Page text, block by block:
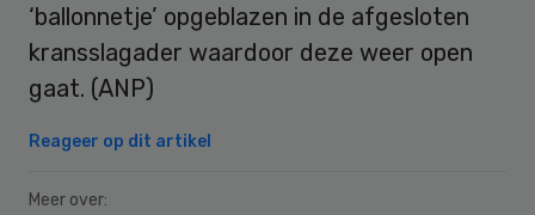
‘ballonnetje’ opgeblazen in de afgesloten
kransslagader waardoor deze weer open
gaat. (ANP)
Reageer op dit artikel
Meer over: